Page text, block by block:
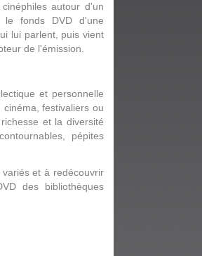
autour d'un
le fonds DVD d'une
lui parlent, puis vient
de l'émission.
et personnelle
festivaliers ou
et la diversité
pépites
et à redécouvrir
des bibliothèques